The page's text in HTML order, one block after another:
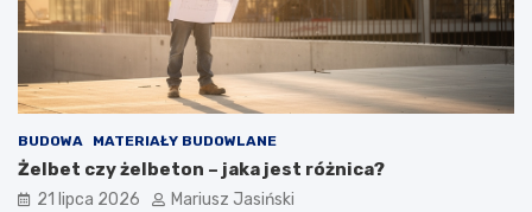
BUDOWA MATERIAŁY BUDOWLANE
Żelbet czy żelbeton – jaka jest różnica?
21 lipca 2026 Mariusz Jasiński